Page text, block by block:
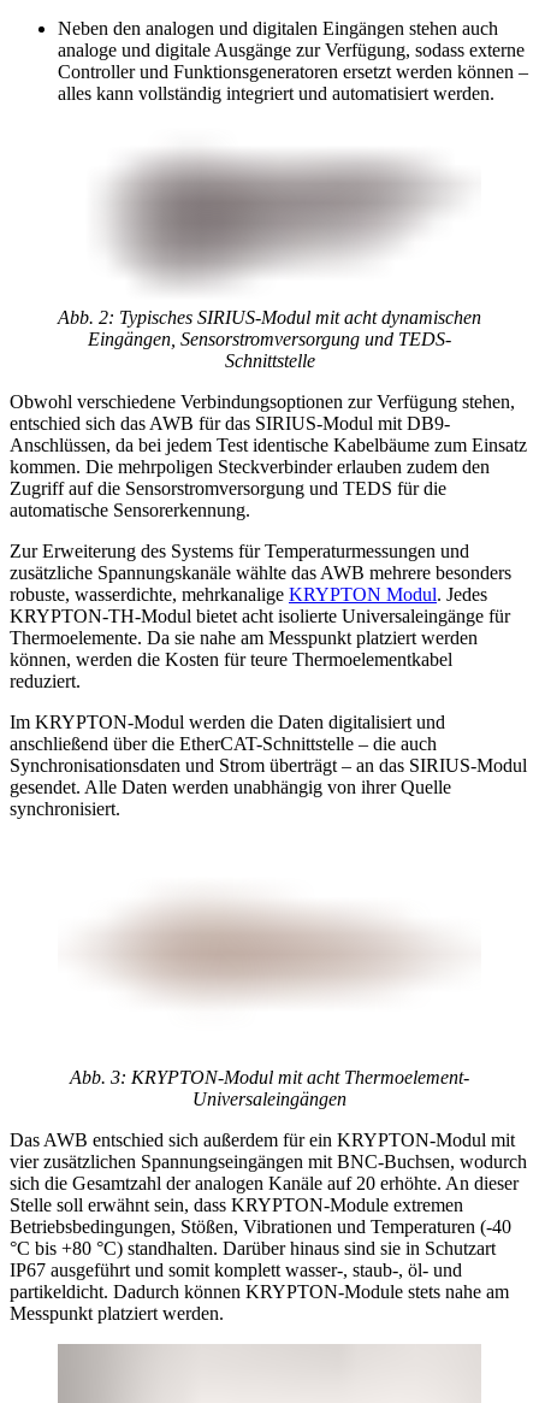
Neben den analogen und digitalen Eingängen stehen auch
analoge und digitale Ausgänge zur Verfügung, sodass externe
Controller und Funktionsgeneratoren ersetzt werden können –
alles kann vollständig integriert und automatisiert werden.
Abb. 2: Typisches SIRIUS-Modul mit acht dynamischen
Eingängen, Sensorstromversorgung und TEDS-
Schnittstelle
Obwohl verschiedene Verbindungsoptionen zur Verfügung stehen,
entschied sich das AWB für das SIRIUS-Modul mit DB9-
Anschlüssen, da bei jedem Test identische Kabelbäume zum Einsatz
kommen. Die mehrpoligen Steckverbinder erlauben zudem den
Zugriff auf die Sensorstromversorgung und TEDS für die
automatische Sensorerkennung.
Zur Erweiterung des Systems für Temperaturmessungen und
zusätzliche Spannungskanäle wählte das AWB mehrere besonders
robuste, wasserdichte, mehrkanalige KRYPTON Modul. Jedes
KRYPTON-TH-Modul bietet acht isolierte Universaleingänge für
Thermoelemente. Da sie nahe am Messpunkt platziert werden
können, werden die Kosten für teure Thermoelementkabel
reduziert.
Im KRYPTON-Modul werden die Daten digitalisiert und
anschließend über die EtherCAT-Schnittstelle – die auch
Synchronisationsdaten und Strom überträgt – an das SIRIUS-Modul
gesendet. Alle Daten werden unabhängig von ihrer Quelle
synchronisiert.
Abb. 3: KRYPTON-Modul mit acht Thermoelement-
Universaleingängen
Das AWB entschied sich außerdem für ein KRYPTON-Modul mit
vier zusätzlichen Spannungseingängen mit BNC-Buchsen, wodurch
sich die Gesamtzahl der analogen Kanäle auf 20 erhöhte. An dieser
Stelle soll erwähnt sein, dass KRYPTON-Module extremen
Betriebsbedingungen, Stößen, Vibrationen und Temperaturen (-40
°C bis +80 °C) standhalten. Darüber hinaus sind sie in Schutzart
IP67 ausgeführt und somit komplett wasser-, staub-, öl- und
partikeldicht. Dadurch können KRYPTON-Module stets nahe am
Messpunkt platziert werden.